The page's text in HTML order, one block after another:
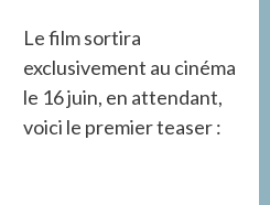
Le film sortira
exclusivement au cinéma
le 16 juin, en attendant,
voici le premier teaser :